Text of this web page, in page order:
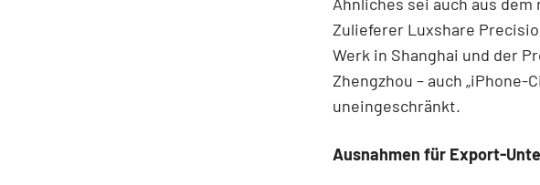
Zulieferer Luxshare
Werk in Shanghai und der
Zhengzhou – auch „iPhone-
uneingeschränkt.
Ausnahmen für Export-